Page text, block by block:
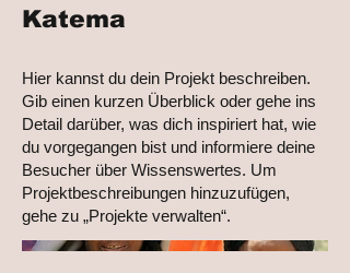
Katema
Hier kannst du dein Projekt beschreiben.
Gib einen kurzen Überblick oder gehe ins
Detail darüber, was dich inspiriert hat, wie
du vorgegangen bist und informiere deine
Besucher über Wissenswertes. Um
Projektbeschreibungen hinzuzufügen,
gehe zu „Projekte verwalten“.